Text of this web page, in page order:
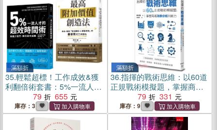
滿額折
35.輕鬆超標！工作成效&獲
利翻倍術套書：5%一流人才
的超效時間術+最高附加價值
創造法
79 655
庫存：3
滿額折
36.指揮的戰術思維：以60道
正規戰術模擬題，掌握商場
冷靜分析判斷力
79 331
庫存：9